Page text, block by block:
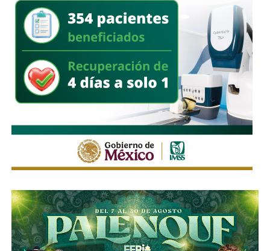
en la mayor medida posible, la protección de la vida y la
integridad física de las personas durante sus
desplazamientos por las vías públicas.
Con la reforma aprobada, el marco regulatorio estatal
seguridad de quienes utilizan motocicletas y
atendiendo principios y estándares
seguridad vial.
La utilización de luces encendidas de manera permanente
y de elementos luminosos o reflejantes permitirá facilitar
la identificación de estos vehículos por parte de los